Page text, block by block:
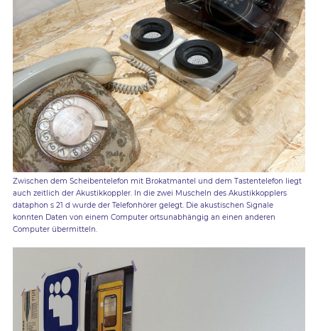
Zwischen dem Scheibentelefon mit Brokatmantel und dem Tastentelefon liegt
auch zeitlich der Akustikkoppler. In die zwei Muscheln des Akustikkopplers
dataphon s 21 d wurde der Telefonhörer gelegt. Die akustischen Signale
konnten Daten von einem Computer ortsunabhängig an einen anderen
Computer übermitteln.